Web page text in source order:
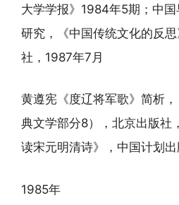
大学学报》1984年5期；中
研究，《中国传统文化的反思
社，1987年7月
黄遵宪《度辽将军歌》简析
典文学部分8），北京出版社
读宋元明清诗》，中国计划
1985年